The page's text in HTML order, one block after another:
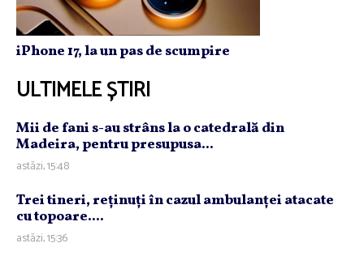
iPhone 17, la un pas de scumpire
ULTIMELE ȘTIRI
Mii de fani s-au strâns la o catedrală din
Madeira, pentru presupusa...
astăzi, 15:48
Trei tineri, reţinuţi în cazul ambulanţei atacate
cu topoare....
astăzi, 15:36